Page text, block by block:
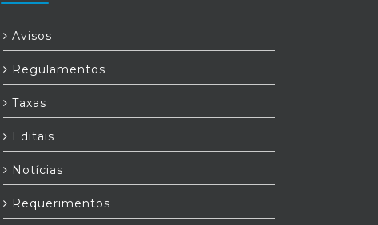
Avisos
Regulamentos
Taxas
Editais
Notícias
Requerimentos